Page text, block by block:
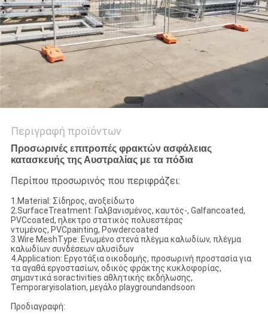
Περιγραφή προϊόντων
Προσωρινές επιτροπές φρακτών ασφάλειας
κατασκευής της Αυστραλίας με τα πόδια
Περίπου προσωρινός που περιφράζει:
1.Material: Σίδηρος, ανοξείδωτο
2.SurfaceTreatment: Γαλβανισμένος, καυτός-, Galfancoated,
PVCcoated, ηλεκτρο στατικός πολυεστέρας
ντυμένος, PVCpainting, Powdercoated
3.Wire MeshType: Ενωμένο στενά πλέγμα καλωδίων, πλέγμα
καλωδίων συνδέσεων αλυσίδων
4.Application: Εργοτάξια οικοδομής, προσωρινή προστασία για
τα αγαθά εργοστασίων, οδικός φράκτης κυκλοφορίας,
σημαντικά soractivities αθλητικής εκδήλωσης,
Temporaryisolation, μεγάλο playgroundandsoon
Προδιαγραφή: